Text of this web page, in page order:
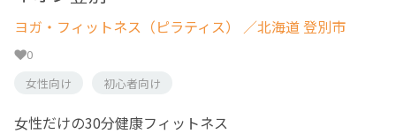
ヨガ・フィットネス（ピラティス） ／北海道 登別市
0
女性向け
初心者向け
女性だけの30分健康フィットネス